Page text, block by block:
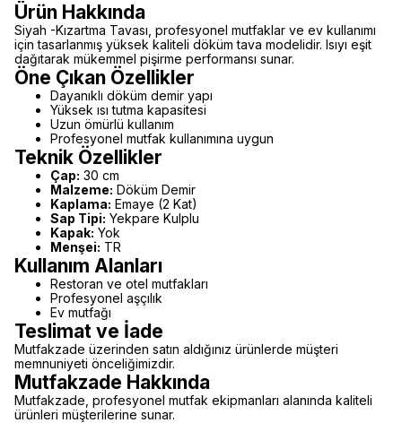
Ürün Hakkında
Siyah -Kızartma Tavası, profesyonel mutfaklar ve ev kullanımı
için tasarlanmış yüksek kaliteli döküm tava modelidir. Isıyı eşit
dağıtarak mükemmel pişirme performansı sunar.
Öne Çıkan Özellikler
Dayanıklı döküm demir yapı
Yüksek ısı tutma kapasitesi
Uzun ömürlü kullanım
Profesyonel mutfak kullanımına uygun
Teknik Özellikler
Çap: 30 cm
Malzeme: Döküm Demir
Kaplama: Emaye (2 Kat)
Sap Tipi: Yekpare Kulplu
Kapak: Yok
Menşei: TR
Kullanım Alanları
Restoran ve otel mutfakları
Profesyonel aşçılık
Ev mutfağı
Teslimat ve İade
Mutfakzade üzerinden satın aldığınız ürünlerde müşteri
memnuniyeti önceliğimizdir.
Mutfakzade Hakkında
Mutfakzade, profesyonel mutfak ekipmanları alanında kaliteli
ürünleri müşterilerine sunar.